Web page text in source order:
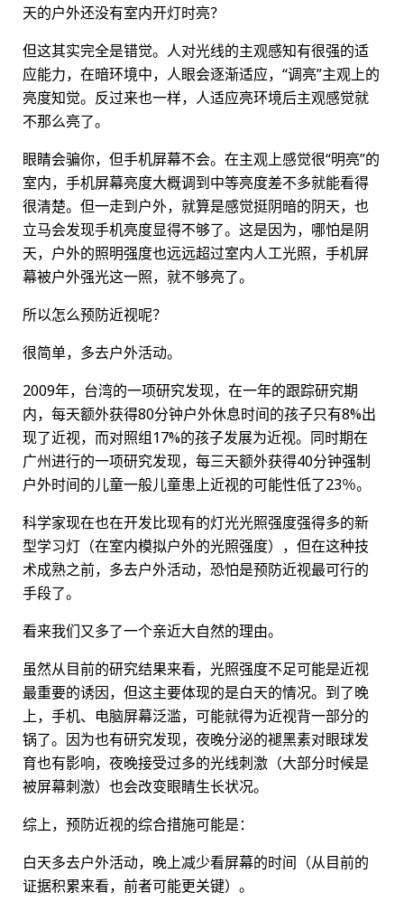
天的户外还没有室内开灯时亮？
但这其实完全是错觉。人对光线的主观感知有很强的适
应能力，在暗环境中，人眼会逐渐适应，“调亮”主观上的
亮度知觉。反过来也一样，人适应亮环境后主观感觉就
不那么亮了。
眼睛会骗你，但手机屏幕不会。在主观上感觉很“明亮”的
室内，手机屏幕亮度大概调到中等亮度差不多就能看得
很清楚。但一走到户外，就算是感觉挺阴暗的阴天，也
立马会发现手机亮度显得不够了。这是因为，哪怕是阴
天，户外的照明强度也远远超过室内人工光照，手机屏
幕被户外强光这一照，就不够亮了。
所以怎么预防近视呢？
很简单，多去户外活动。
2009年，台湾的一项研究发现，在一年的跟踪研究期
内，每天额外获得80分钟户外休息时间的孩子只有8%出
现了近视，而对照组17%的孩子发展为近视。同时期在
广州进行的一项研究发现，每三天额外获得40分钟强制
户外时间的儿童一般儿童患上近视的可能性低了23％。
科学家现在也在开发比现有的灯光光照强度强得多的新
型学习灯（在室内模拟户外的光照强度），但在这种技
术成熟之前，多去户外活动，恐怕是预防近视最可行的
手段了。
看来我们又多了一个亲近大自然的理由。
虽然从目前的研究结果来看，光照强度不足可能是近视
最重要的诱因，但这主要体现的是白天的情况。到了晚
上，手机、电脑屏幕泛滥，可能就得为近视背一部分的
锅了。因为也有研究发现，夜晚分泌的褪黑素对眼球发
育也有影响，夜晚接受过多的光线刺激（大部分时候是
被屏幕刺激）也会改变眼睛生长状况。
综上，预防近视的综合措施可能是：
白天多去户外活动，晚上减少看屏幕的时间（从目前的
证据积累来看，前者可能更关键）。